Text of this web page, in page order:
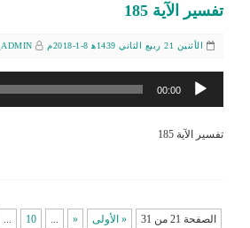
تفسير الآية 185
الأثنين 21 ربيع الثاني 1439ﻫ 8-1-2018م
مشغل
الصوت
00:00
تفسير الآية 185
الصفحة 21 من 31 « الأولى «
10